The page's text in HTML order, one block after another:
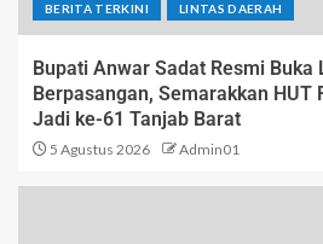
BERITA TERKINI LINTAS DAERAH
Bupati Anwar Sadat Resmi Buka
Berpasangan, Semarakkan HUT
Jadi ke-61 Tanjab Barat
5 Agustus 2026 Admin01